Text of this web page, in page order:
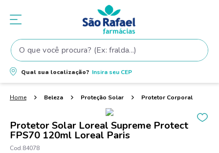
O que você procura? (Ex: fralda...)
Qual sua localização? Insira seu CEP
Beleza Proteção Solar Protetor Corporal
Protetor Solar Loreal Supreme Protect
FPS70 120ml Loreal Paris
84078
Termos mais buscados
1º fralda
shampoo
4º elseve
5º tintura cabelo